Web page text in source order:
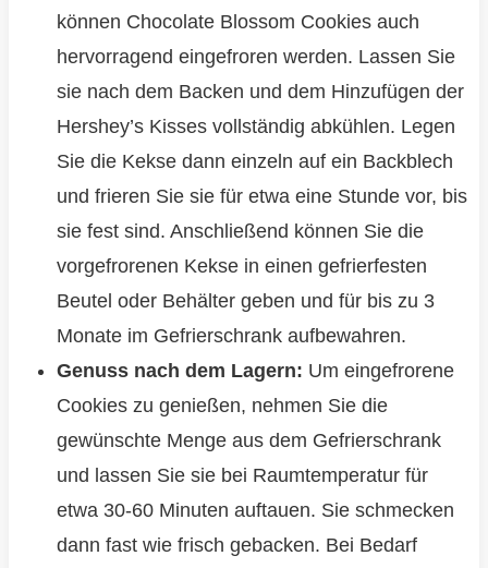
können Chocolate Blossom Cookies auch
hervorragend eingefroren werden. Lassen Sie
sie nach dem Backen und dem Hinzufügen der
Hershey’s Kisses vollständig abkühlen. Legen
Sie die Kekse dann einzeln auf ein Backblech
und frieren Sie sie für etwa eine Stunde vor, bis
sie fest sind. Anschließend können Sie die
vorgefrorenen Kekse in einen gefrierfesten
Beutel oder Behälter geben und für bis zu 3
Monate im Gefrierschrank aufbewahren.
Genuss nach dem Lagern: Um eingefrorene
Cookies zu genießen, nehmen Sie die
gewünschte Menge aus dem Gefrierschrank
und lassen Sie sie bei Raumtemperatur für
etwa 30-60 Minuten auftauen. Sie schmecken
dann fast wie frisch gebacken. Bei Bedarf